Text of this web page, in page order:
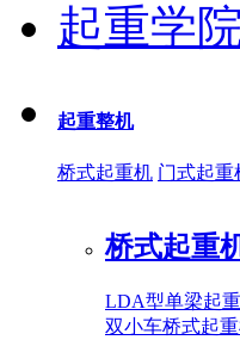
起重学
起重整机
桥式起重机 门式起重
桥式起重
LDA型单梁起
双小车桥式起